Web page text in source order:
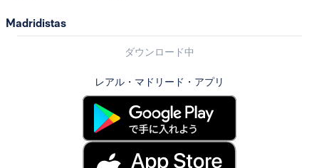
Madridistas
ダウンロード中
レアル・マドリード・アプリ